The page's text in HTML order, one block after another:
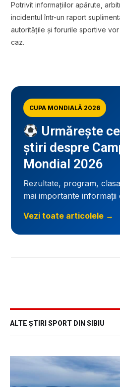
Potrivit informațiilor apărute,
incidentul într-un raport
autoritățile și forurile sportive
caz.
CUPA MONDIALĂ 2026
Urmărește
știri despre
Mondial 2026
Rezultate, program,
mai importante informații
Vezi toate articolele →
ALTE ȘTIRI SPORT DIN SIBIU